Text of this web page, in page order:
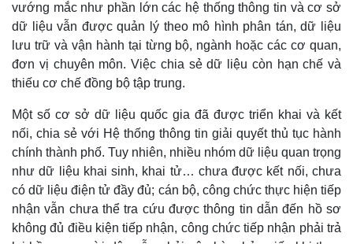
Bất động sản
Khởi nghiệp
Giá vàng
Tiêu dùng
Tỷ giá
Chứng khoán
Giá cà phê
vướng mắc như phần lớn các hệ thống thông tin và cơ sở
dữ liệu vẫn được quản lý theo mô hình phân tán, dữ liệu
lưu trữ và vận hành tại từng bộ, ngành hoặc các cơ quan,
đơn vị chuyên môn. Việc chia sẻ dữ liệu còn hạn chế và
thiếu cơ chế đồng bộ tập trung.
Một số cơ sở dữ liệu quốc gia đã được triển khai và kết
nối, chia sẻ với Hệ thống thông tin giải quyết thủ tục hành
chính thành phố. Tuy nhiên, nhiều nhóm dữ liệu quan trọng
như dữ liệu khai sinh, khai tử… chưa được kết nối, chưa
có dữ liệu điện tử đầy đủ; cán bộ, công chức thực hiện tiếp
nhận vẫn chưa thể tra cứu được thông tin dẫn đến hồ sơ
không đủ điều kiện tiếp nhận, công chức tiếp nhận phải trả